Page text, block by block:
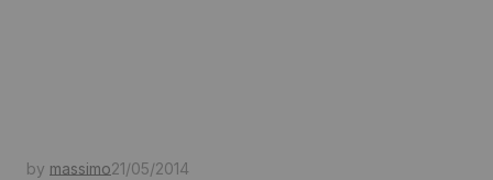
by massimo21/05/2014